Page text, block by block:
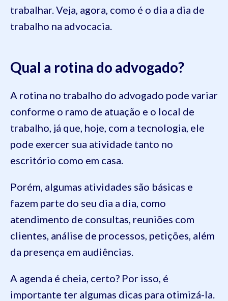
trabalhar. Veja, agora, como é o dia a dia de
trabalho na advocacia.
Qual a rotina do advogado?
A rotina no trabalho do advogado pode variar
conforme o ramo de atuação e o local de
trabalho, já que, hoje, com a tecnologia, ele
pode exercer sua atividade tanto no
escritório como em casa.
Porém, algumas atividades são básicas e
fazem parte do seu dia a dia, como
atendimento de consultas, reuniões com
clientes, análise de processos, petições, além
da presença em audiências.
A agenda é cheia, certo? Por isso, é
importante ter algumas dicas para otimizá-la.